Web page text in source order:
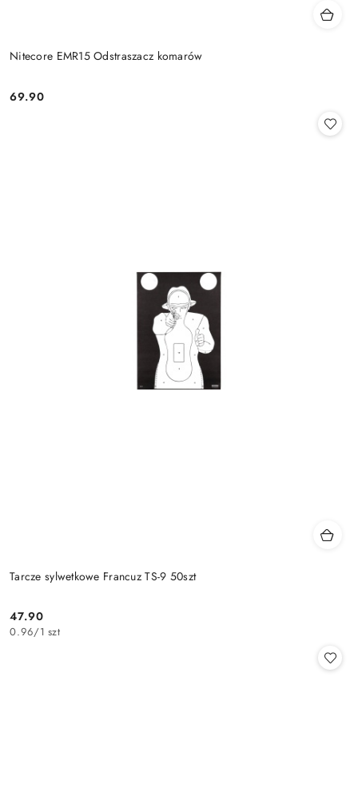
Nitecore EMR15 Odstraszacz komarów
Cena:
69.90
Tarcze sylwetkowe Francuz TS-9 50szt
Cena:
47.90
0.96/1 szt